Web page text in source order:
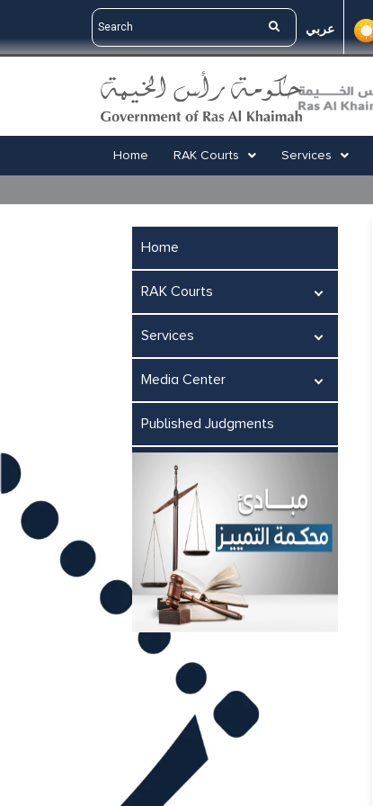
عربي
Home RAK Courts Services
Home
RAK Courts
Services
Media Center
Published Judgments